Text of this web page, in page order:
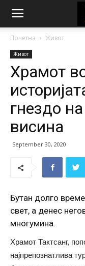
Почетна Живот
Живот
Храмот
гнездо
висина
September 30, 2020
Бутан долго
свет, а денес
многумина.
Храмот Тактсанг,
најпрепознатлива